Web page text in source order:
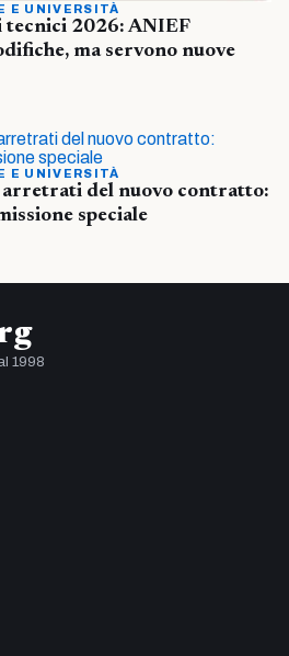
E UNIVERSITÀ
2026: ANIEF
ma servono nuove
E UNIVERSITÀ
arretrati del nuovo contratto:
speciale
1998